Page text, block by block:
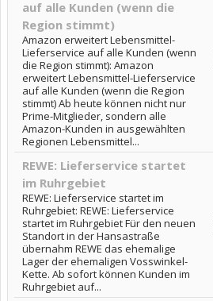
auf alle Kunden (wenn die
Region stimmt)
Amazon erweitert Lebensmittel-
Lieferservice auf alle Kunden (wenn
die Region stimmt): Amazon
erweitert Lebensmittel-Lieferservice
auf alle Kunden (wenn die Region
stimmt) Ab heute können nicht nur
Prime-Mitglieder, sondern alle
Amazon-Kunden in ausgewählten
Regionen Lebensmittel...
REWE: Lieferservice startet
im Ruhrgebiet
REWE: Lieferservice startet im
Ruhrgebiet: REWE: Lieferservice
startet im Ruhrgebiet Für den neuen
Standort in der Hansastraße
übernahm REWE das ehemalige
Lager der ehemaligen Vosswinkel-
Kette. Ab sofort können Kunden im
Ruhrgebiet auf...